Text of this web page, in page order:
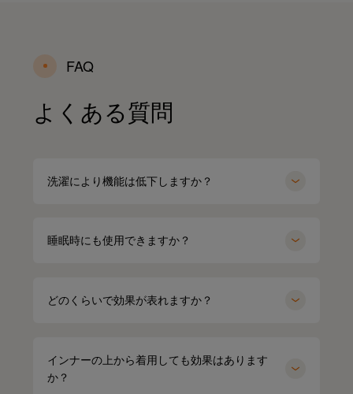
FAQ
よくある質問
洗濯により機能は低下しますか？
睡眠時にも使用できますか？
どのくらいで効果が表れますか？
インナーの上から着用しても効果はあります
か？